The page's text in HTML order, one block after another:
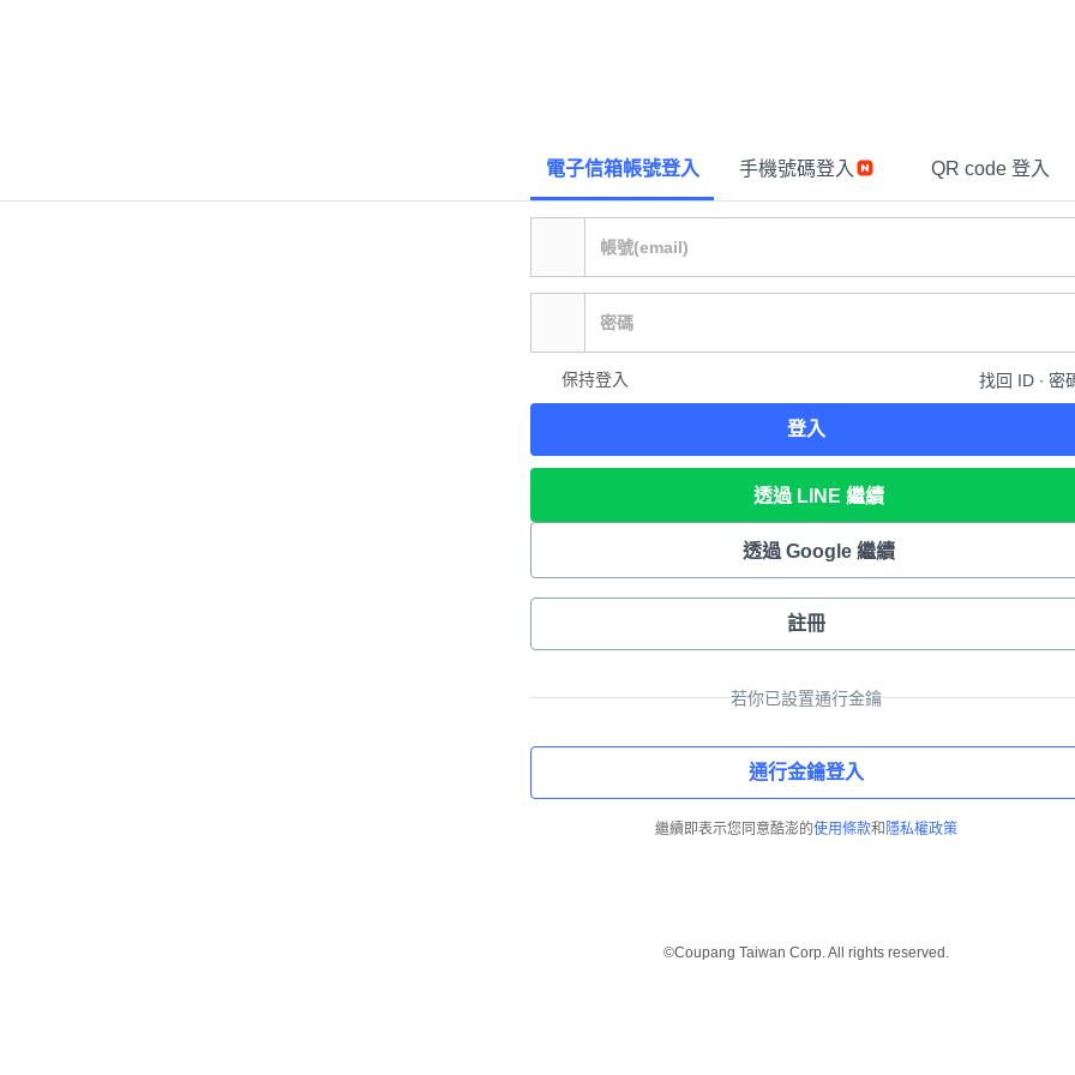
電子信箱帳號登入 手機號碼登入 QR code 登入
保持登入 找回 ID ∙ 密
登入
透過 LINE 繼續
透過 Google 繼續
註冊
若你已設置通行金鑰
通行金鑰登入
繼續即表示您同意酷澎的使用條款和 隱私權政策
©Coupang Taiwan Corp. All rights reserved.